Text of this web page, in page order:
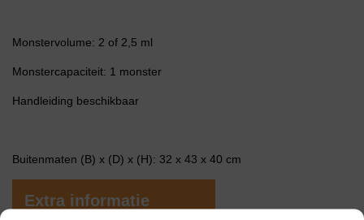
Monstervolume: 2 of 2,5 ml
Monstercapaciteit: 1 monster
Handleiding beschikbaar
Buitenmaten (B) x (D) x (H): 32 x 43 x 40 cm
Extra informatie